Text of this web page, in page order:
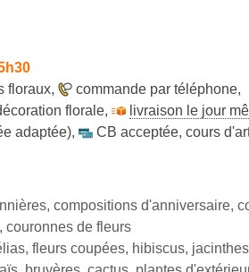
floraux, commande par téléphone,
florale, livraison le jour
adaptée), CB acceptée, cours
compositions d'anniversaire,
couronnes de fleurs
fleurs coupées, hibiscus,